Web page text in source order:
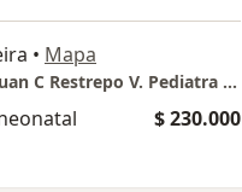
• Mapa
Consultorio Medico Dr Juan C Restrepo V. Pediatra Neonatologo.
$ 230.000